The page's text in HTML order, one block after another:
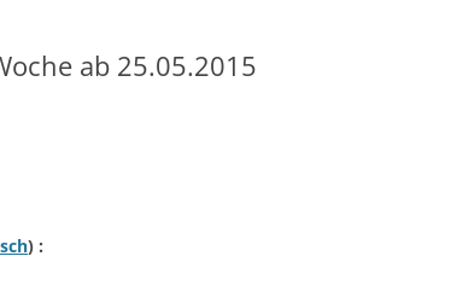
ab 25.05.2015
) :